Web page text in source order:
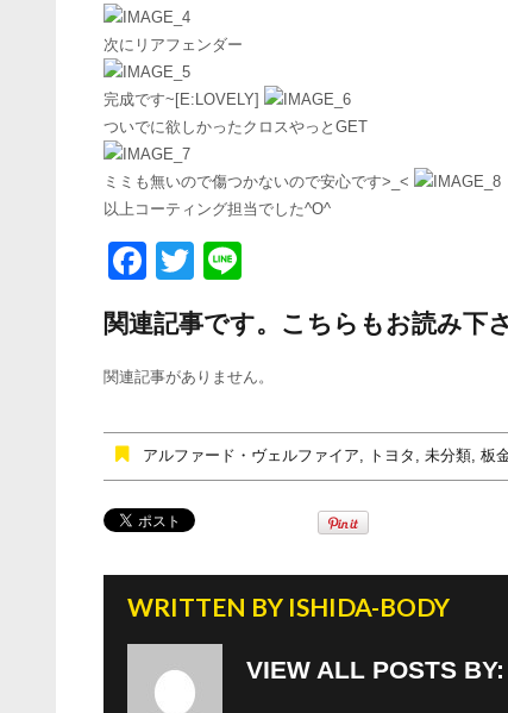
次にリアフェンダー
完成です~[E:LOVELY]
ついでに欲しかったクロスやっとGET
ミミも無いので傷つかないので安心です>_<
以上コーティング担当でした^O^
F
a
c
e
o
o
k
T
tt
er
e
関連記事です。こちらもお読み下さ
関連記事がありません。
アルファード・ヴェルファイア トヨタ 未分類 板
WRITTEN BY ISHIDA-BODY
VIEW ALL POSTS BY: